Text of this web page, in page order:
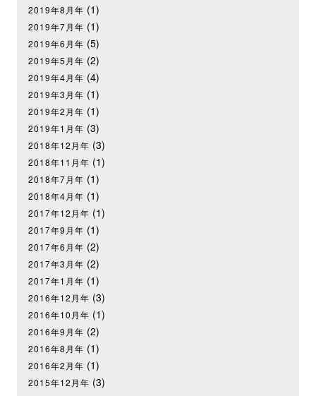
2019年8月年 (1)
2019年7月年 (1)
2019年6月年 (5)
2019年5月年 (2)
2019年4月年 (4)
2019年3月年 (1)
2019年2月年 (1)
2019年1月年 (3)
2018年12月年 (3)
2018年11月年 (1)
2018年7月年 (1)
2018年4月年 (1)
2017年12月年 (1)
2017年9月年 (1)
2017年6月年 (2)
2017年3月年 (2)
2017年1月年 (1)
2016年12月年 (3)
2016年10月年 (1)
2016年9月年 (2)
2016年8月年 (1)
2016年2月年 (1)
2015年12月年 (3)